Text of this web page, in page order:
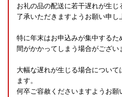
お礼の品の配送に若干遅れが生
了承いただきますようお願い申し
特に年末はお申込みが集中する
間がかかってしまう場合がござい
大幅な遅れが生じる場合について
ます。
何卒ご容赦くださいますようお願